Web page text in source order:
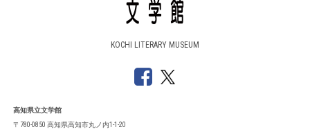
KOCHI LITERARY MUSEUM
高知県立文学館
〒780-0850 高知県高知市丸ノ内1-1-20